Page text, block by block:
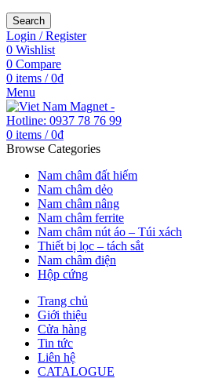
Search
Login / Register
0 Wishlist
0 Compare
0 items / 0₫
Menu
0 items / 0₫
Browse Categories
Nam châm đất hiếm
Nam châm dẻo
Nam châm nâng
Nam châm ferrite
Nam châm nút áo – Túi xách
Thiết bị lọc – tách sắt
Nam châm điện
Hộp cứng
Trang chủ
Giới thiệu
Cửa hàng
Tin tức
Liên hệ
CATALOGUE